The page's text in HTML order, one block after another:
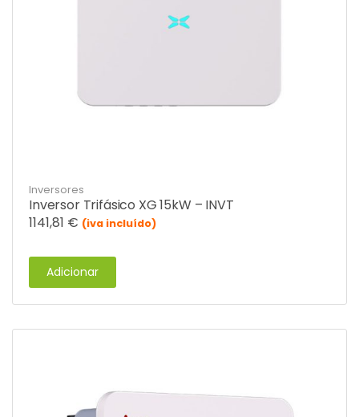
Inversores
Inversor Trifásico XG 15kW – INVT
1141,81 € (iva incluído)
Adicionar